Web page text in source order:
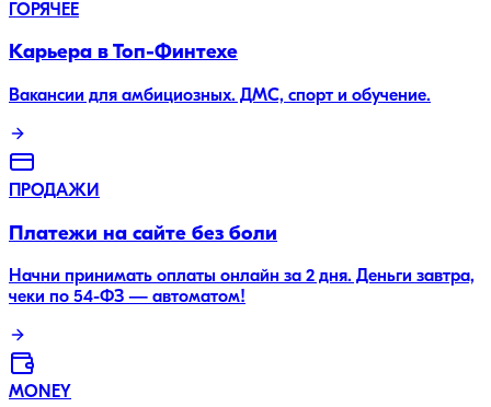
ГОРЯЧЕЕ
Карьера в Топ-Финтехе
Вакансии для амбициозных. ДМС, спорт и обучение.
ПРОДАЖИ
Платежи на сайте без боли
Начни принимать оплаты онлайн за 2 дня. Деньги завтра,
чеки по 54-ФЗ — автоматом!
MONEY